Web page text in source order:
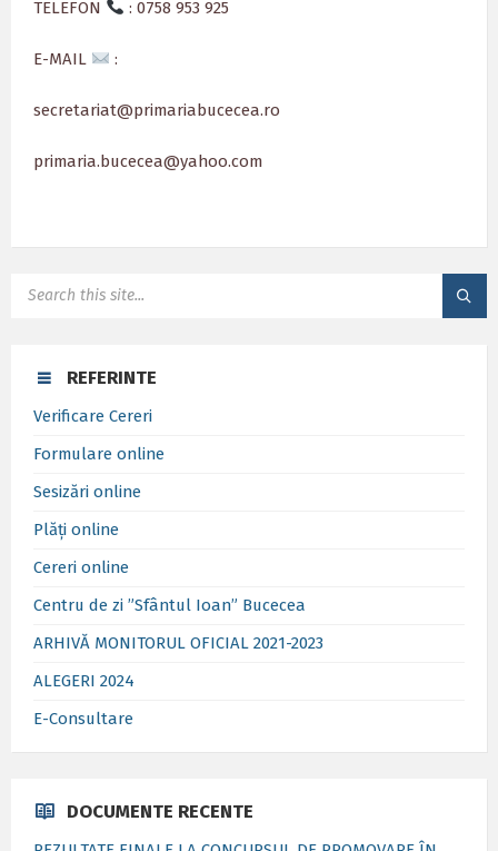
TELEFON : 0758 953 925
E-MAIL :
secretariat@primariabucecea.ro
primaria.bucecea@yahoo.com
REFERINTE
Verificare Cereri
Formulare online
Sesizări online
Plăți online
Cereri online
Centru de zi ”Sfântul Ioan” Bucecea
ARHIVĂ MONITORUL OFICIAL 2021-2023
ALEGERI 2024
E-Consultare
DOCUMENTE RECENTE